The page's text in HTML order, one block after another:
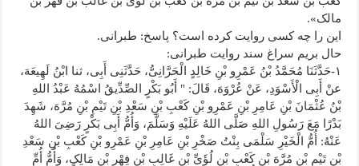
مالک».
این را چه کسی روایت کرده است؟ پاسخ: طبرانی.
حال بریم سراغ سند روایت طبرانی:
۱-حَدَّثَنَا مُحَمَّدُ بْنُ عَمْرِو بْنِ خَالِدٍ الْحَرَّانِیُّ، حَدَّثَنِی أَبِی، ثنا ابْنُ لَهِیعَهَ،
عنْ أَبِی الْأَسْوَدِ، عَنْ عُرْوَهَ، قَالَ: " أَبُو بَکْرٍ الصِّدِّیقُ اسْمُهُ عَبْدُ اللهِ
بْنُ عُثْمَانَ بْنِ عَامِرِ بْنِ عَمْرِو بْنِ کَعْبِ بْنِ سَعْدِ بْنِ تَیْمِ بْنِ مُرَّهَ، شَهِدَ
بَدْرًا مَعَ رَسُولِ اللهِ صَلَّى اللهُ عَلَیْهِ وَسَلَّمَ، وَأُمُّ أَبِی بَکْرٍ رَضِیَ اللهُ
عَنْهُ: أُمُّ الْخَیْرِ سَلْمَى بِنْتُ صَخْرِ بْنِ عَامِرِ بْنِ عَمْرِو بْنِ کَعْبِ بْنِ سَعْدِ
بْنِ تَیْمِ بْنِ مُرَّهَ بْنِ کَعْبِ بْنِ لُؤَیِّ بْنِ غَالِبِ بْنِ فِهْرِ بْنِ مَالِکٍ، وَأُمُّ أُمِّ